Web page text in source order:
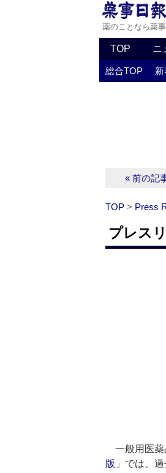
薬のことなら薬
TOP ニ
総合TOP
« 前の記
TOP > Press
プレス
一般用医薬
版 」では、